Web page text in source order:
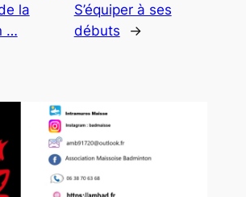
la
…
S’équiper à ses
débuts
→